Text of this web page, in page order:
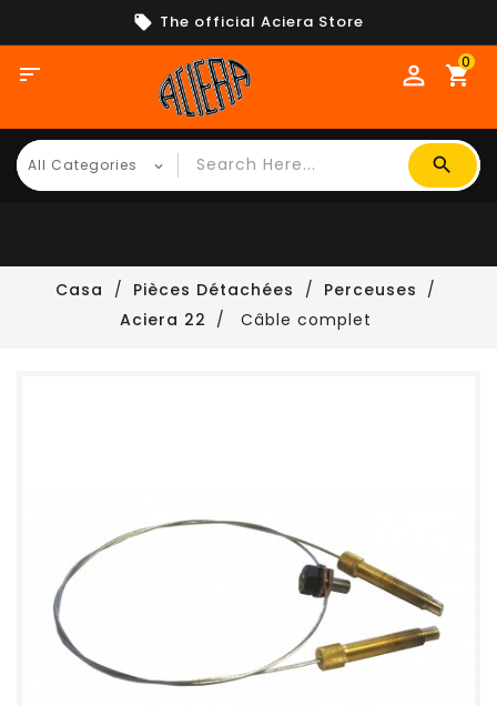
The official Aciera Store
 shopping_cart
0
Casa Pièces Détachées
Perceuses
Aciera 22
Câble complet